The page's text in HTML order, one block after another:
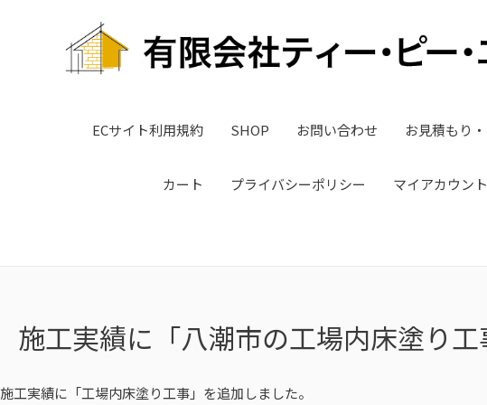
ECサイト利用規約 SHOP お問い合わせ お見積もり
カート プライバシーポリシー マイアカウント
施工実績に「八潮市の工場内床塗り工
施工実績に「工場内床塗り工事」を追加しました。